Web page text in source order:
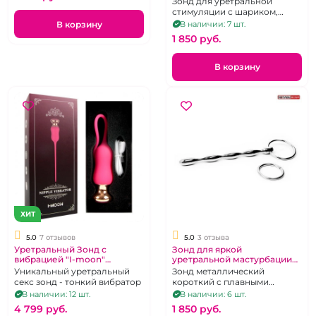
В корзину
стимуляции с шариком,
металл
В наличии: 7 шт.
1 850 pуб.
В корзину
ХИТ
5.0 7 отзывов
Уретральный Зонд с
вибрацией "I-moon"
силиконовый
Уникальный уретральный
секс зонд - тонкий вибратор
В наличии: 12 шт.
4 799 pуб.
5.0 3 отзыва
Зонд для яркой
уретральной мастурбации
"Гладко стелишь - Жестко
спать" металл 13 см
Зонд металлический
короткий с плавными
переходамии с двумя
В наличии: 6 шт.
1 850 pуб.